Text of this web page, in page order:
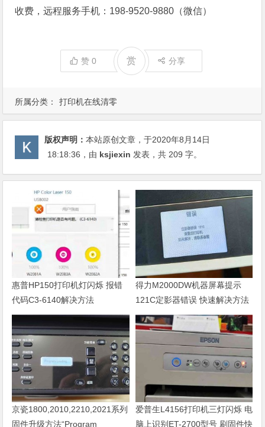
所属分类： 打印机在线清零
收费，远程服务手机：198-9520-9880（微信）
赞0 赏 分享
版权声明：本站原创文章，于2020年8月14日
18:18:36 ，由 ksjiexin 发表，共 209 字。
惠普HP150打印机灯闪烁 报错
代码C3-6140解决方法
得力M2000DW机器屏幕提示
121C定影器错误 快速解决方法
京瓷1800,2010,2210,2021系列
固件升级方法“Program
爱普生L4156打印机三灯闪烁 电
脑上识别ET-2700型号 刷固件快